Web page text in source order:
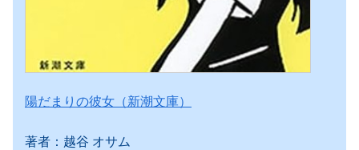
陽だまりの彼女（新潮文庫）
著者：越谷 オサム